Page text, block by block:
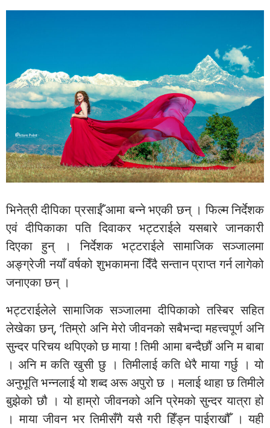
भिनेत्री दीपिका प्रसाईँ आमा बन्ने भएकी छन् । फिल्म निर्देशक
एवं दीपिकाका पति दिवाकर भट्टराईले यसबारे जानकारी
दिएका हुन् । निर्देशक भट्टराईले सामाजिक सञ्जालमा
अङ्ग्रेजी नयाँ वर्षको शुभकामना दिँदै सन्तान प्राप्त गर्न लागेको
जनाएका छन् ।
भट्टराईलेले सामाजिक सञ्जालमा दीपिकाको तस्बिर सहित
लेखेका छन्, ‘तिम्रो अनि मेरो जीवनको सबैभन्दा महत्त्वपूर्ण अनि
सुन्दर परिचय थपिएको छ माया ! तिमी आमा बन्दैछौं अनि म बाबा
। अनि म कति खुसी छु । तिमीलाई कति धेरै माया गर्छु । यो
अनुभूति भन्नलाई यो शब्द अरू अपुरो छ । मलाई थाहा छ तिमीले
बुझेको छौ । यो हाम्रो जीवनको अनि प्रेमको सुन्दर यात्रा हो
। माया जीवन भर तिमीसँगै यसै गरी हिँड्न पाईराखौँ । यही